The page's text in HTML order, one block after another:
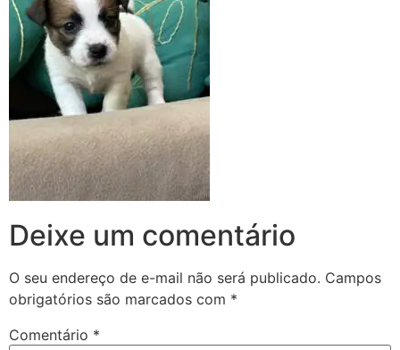
Deixe um comentário
O seu endereço de e-mail não será publicado. Campos
obrigatórios são marcados com *
Comentário *